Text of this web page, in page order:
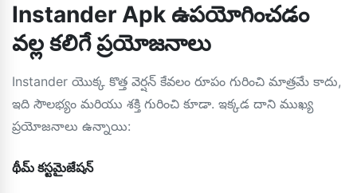
Instander Apk ఉపయోగించడం
వల్ల కలిగే ప్రయోజనాలు
Instander యొక్క కొత్త వెర్షన్ కేవలం రూపం గురించి మాత్రమే కాదు,
ఇది సౌలభ్యం మరియు శక్తి గురించి కూడా. ఇక్కడ దాని ముఖ్య
ప్రయోజనాలు ఉన్నాయి:
థీమ్ కస్టమైజేషన్